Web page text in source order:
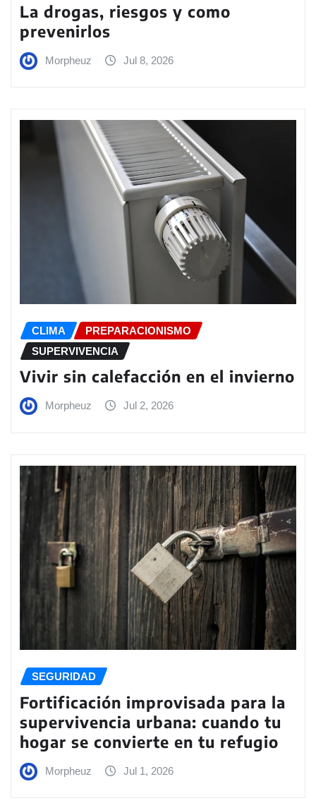
La drogas, riesgos y como
prevenirlos
Morpheuz Jul 8, 2026
CLIMA
PREPARACIONISMO
SUPERVIVENCIA
Vivir sin calefacción en el invierno
Morpheuz Jul 2, 2026
SEGURIDAD
Fortificación improvisada para la
supervivencia urbana: cuando tu
hogar se convierte en tu refugio
Morpheuz Jul 1, 2026